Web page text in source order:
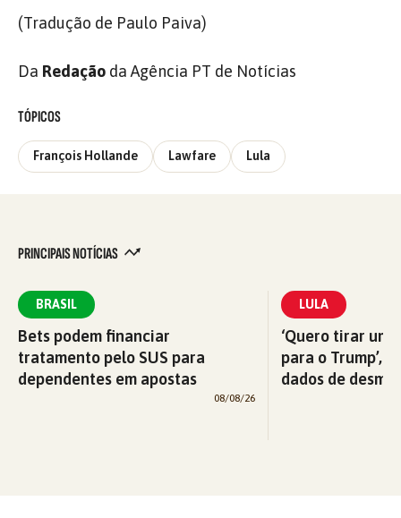
(Tradução de Paulo Paiva)
Da Redação da Agência PT de Notícias
TÓPICOS
François Hollande Lawfare Lula
PRINCIPAIS NOTÍCIAS
BRASIL
Bets podem financiar
tratamento pelo SUS para
dependentes em apostas
08/08/26
LULA
‘Quero tirar
para o Trump’,
dados de